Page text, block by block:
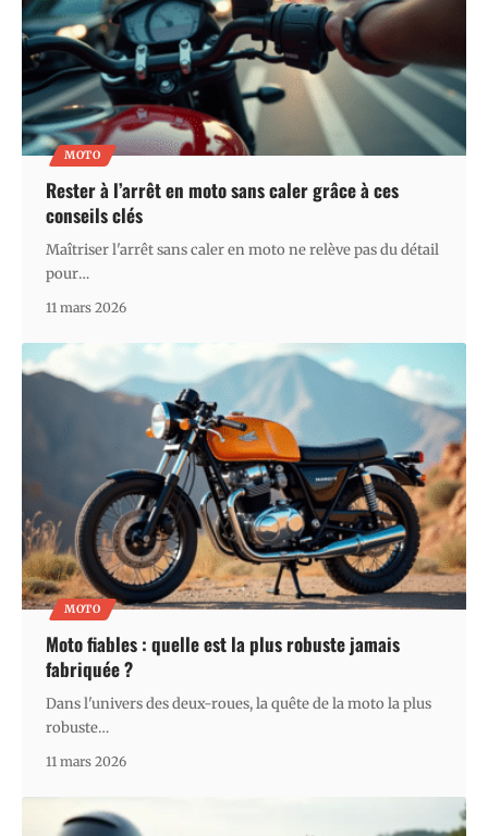
MOTO
Rester à l’arrêt en moto sans caler grâce à ces
conseils clés
Maîtriser l'arrêt sans caler en moto ne relève pas du détail
pour…
11 mars 2026
MOTO
Moto fiables : quelle est la plus robuste jamais
fabriquée ?
Dans l'univers des deux-roues, la quête de la moto la plus
robuste…
11 mars 2026